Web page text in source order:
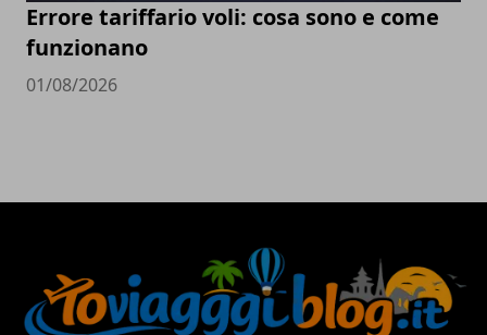
Errore tariffario voli: cosa sono e come
funzionano
01/08/2026